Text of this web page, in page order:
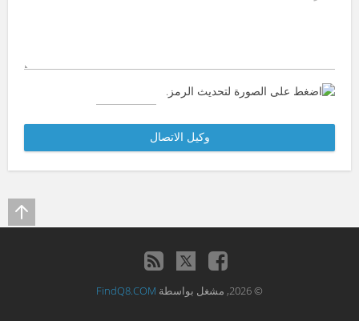
© 2026, مشغل بواسطة FindQ8.COM